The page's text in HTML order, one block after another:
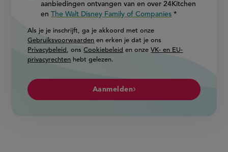
aanbiedingen ontvangen van en over 24Kitchen
enThe Walt Disney Family of Companies
Als je je inschrijft, ga je akkoord met onze
Gebruiksvoorwaarden en erken je dat je ons
Privacybeleid , onsCookiebeleid en onzeVK- en EU-
privacyrechten hebt gelezen.
Aanmelden